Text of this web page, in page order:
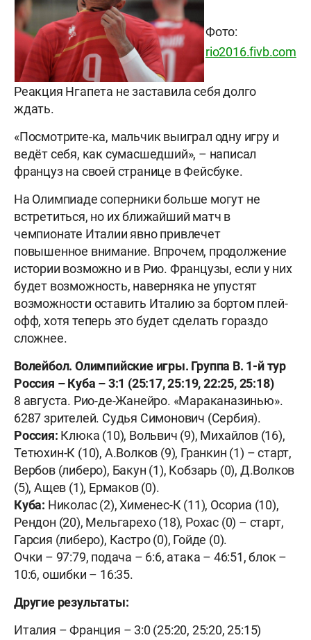
Фото:
rio2016.fivb.com
Реакция Нгапета не заставила себя долго
ждать.
«Посмотрите-ка, мальчик выиграл одну игру и
ведёт себя, как сумасшедший», – написал
француз на своей странице в Фейсбуке.
На Олимпиаде соперники больше могут не
встретиться, но их ближайший матч в
чемпионате Италии явно привлечет
повышенное внимание. Впрочем, продолжение
истории возможно и в Рио. Французы, если у них
будет возможность, наверняка не упустят
возможности оставить Италию за бортом плей-
офф, хотя теперь это будет сделать гораздо
сложнее.
Волейбол. Олимпийские игры. Группа B. 1-й тур
Россия – Куба – 3:1 (25:17, 25:19, 22:25, 25:18)
8 августа. Рио-де-Жанейро. «Мараканазинью».
6287 зрителей. Судья Симонович (Сербия).
Россия: Клюка (10), Вольвич (9), Михайлов (16),
Тетюхин-К (10), А.Волков (9), Гранкин (1) – старт,
Вербов (либеро), Бакун (1), Кобзарь (0), Д.Волков
(5), Ащев (1), Ермаков (0).
Куба: Николас (2), Хименес-К (11), Осориа (10),
Рендон (20), Мельгарехо (18), Рохас (0) – старт,
Гарсия (либеро), Кастро (0), Гойде (0).
Очки – 97:79, подача – 6:6, атака – 46:51, блок –
10:6, ошибки – 16:35.
Другие результаты:
Италия – Франция – 3:0 (25:20, 25:20, 25:15)